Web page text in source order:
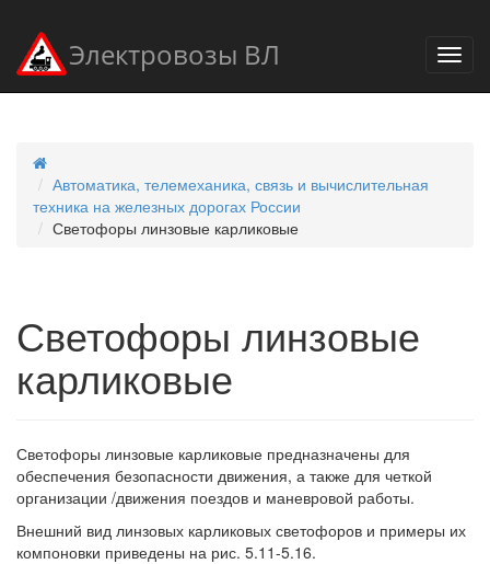
Электровозы ВЛ
Автоматика, телемеханика, связь и вычислительная
техника на железных дорогах России
Светофоры линзовые карликовые
Светофоры линзовые
карликовые
Светофоры линзовые карликовые предназначены для
обеспечения безопасности движения, а также для четкой
организации /движения поездов и маневровой работы.
Внешний вид линзовых карликовых светофоров и примеры их
компоновки приведены на рис. 5.11-5.16.